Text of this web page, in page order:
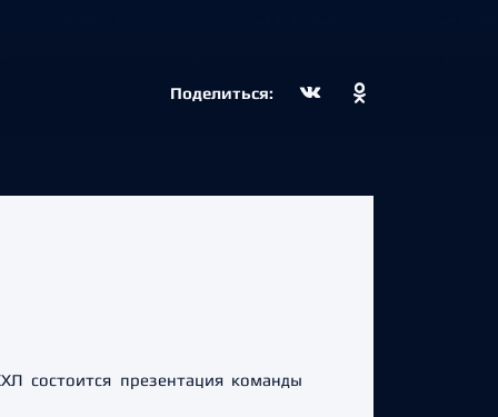
Поделиться:
состоится презентация команды